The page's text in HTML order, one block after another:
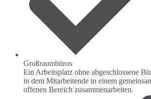
Großraumbüros
Ein Arbeitsplatz ohne abgeschlossene
in dem Mitarbeitende in einem
offenen Bereich zusammenarbeiten.